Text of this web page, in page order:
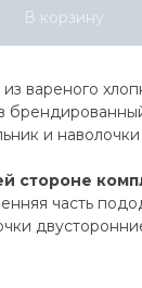
В корзину
вареного
и наволочки
стороне
часть